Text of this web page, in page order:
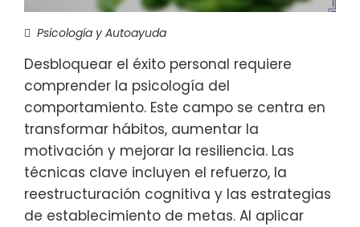
Psicología y Autoayuda
Desbloquear el éxito personal requiere
comprender la psicología del
comportamiento. Este campo se centra en
transformar hábitos, aumentar la
motivación y mejorar la resiliencia. Las
técnicas clave incluyen el refuerzo, la
reestructuración cognitiva y las estrategias
de establecimiento de metas. Al aplicar